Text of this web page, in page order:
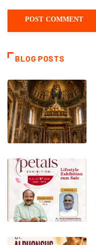
BLOG POSTS